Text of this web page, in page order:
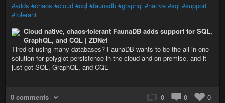
#adds #chaos #cloud #cql #faunadb #graphql #native #sql #support
#tolerant
Cloud native, chaos-tolerant FaunaDB adds support for SQL,
GraphQL, and CQL | ZDNet
Tired of using many databases? FaunaDB wants to be the all-in-one
solution for polyglot persistence in the cloud and on premise, and it
just got SQL, GraphQL, and CQL
0 comments 0 0 0